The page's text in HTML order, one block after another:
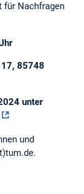
für Nachfragen
17, 85748
unter
und